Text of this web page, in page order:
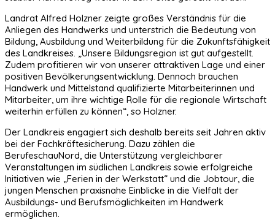
Landrat Alfred Holzner zeigte großes Verständnis für die
Anliegen des Handwerks und unterstrich die Bedeutung von
Bildung, Ausbildung und Weiterbildung für die Zukunftsfähigkeit
des Landkreises. „Unsere Bildungsregion ist gut aufgestellt.
Zudem profitieren wir von unserer attraktiven Lage und einer
positiven Bevölkerungsentwicklung. Dennoch brauchen
Handwerk und Mittelstand qualifizierte Mitarbeiterinnen und
Mitarbeiter, um ihre wichtige Rolle für die regionale Wirtschaft
weiterhin erfüllen zu können“, so Holzner.
Der Landkreis engagiert sich deshalb bereits seit Jahren aktiv
bei der Fachkräftesicherung. Dazu zählen die
BerufeschauNord, die Unterstützung vergleichbarer
Veranstaltungen im südlichen Landkreis sowie erfolgreiche
Initiativen wie „Ferien in der Werkstatt“ und die Jobtour, die
jungen Menschen praxisnahe Einblicke in die Vielfalt der
Ausbildungs- und Berufsmöglichkeiten im Handwerk
ermöglichen.